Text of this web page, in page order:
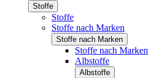
Stoffe
Stoffe
Stoffe nach Marken
Stoffe nach Marken
Stoffe nach Marken
Albstoffe
Albstoffe